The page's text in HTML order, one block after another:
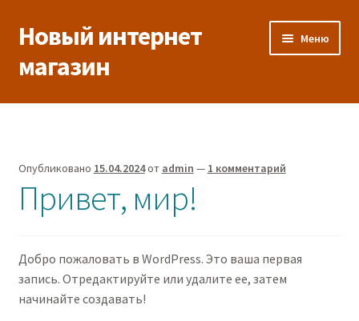
Перейти
к
навигации
Перейти
к
содержимому
Новый интернет
магазин
Меню
Главная
Магазин
Оформление заказа
Опубликовано 15.04.2024от admin — 1 комментарий
Привет, мир!
Добро пожаловать в WordPress. Это ваша первая
запись. Отредактируйте или удалите ее, затем
начинайте создавать!